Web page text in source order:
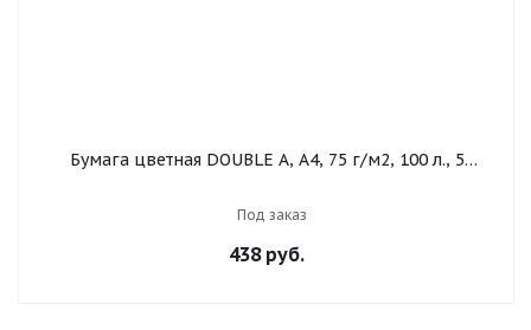
Бумага цветная DOUBLE A, А4, 75 г/м2, 100 л., 5
Под заказ
438руб.